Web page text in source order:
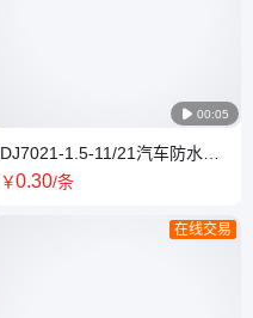
 00:05
DJ7021-1.5-11/21汽车防水配
线连接线 传感器线束批发
￥0.30/条
在线交易